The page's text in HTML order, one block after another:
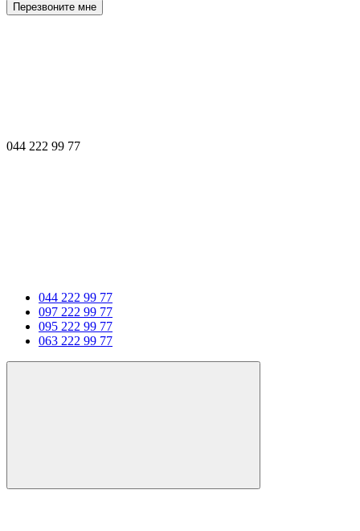
Перезвоните мне
044 222 99 77
044 222 99 77
097 222 99 77
095 222 99 77
063 222 99 77